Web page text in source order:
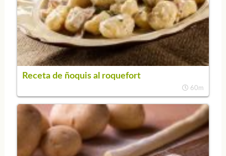
Receta de ñoquis al roquefort
60m